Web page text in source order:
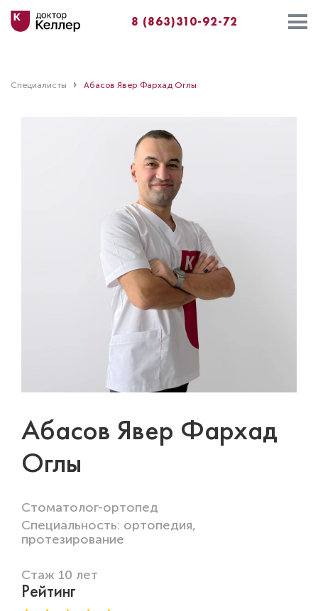
8 (863)310-92-72
Специалисты Абасов Явер Фархад Оглы
Абасов Явер Фархад
Оглы
Стоматолог-ортопед
Специальность: ортопедия,
протезирование
Стаж 10 лет
Рейтинг